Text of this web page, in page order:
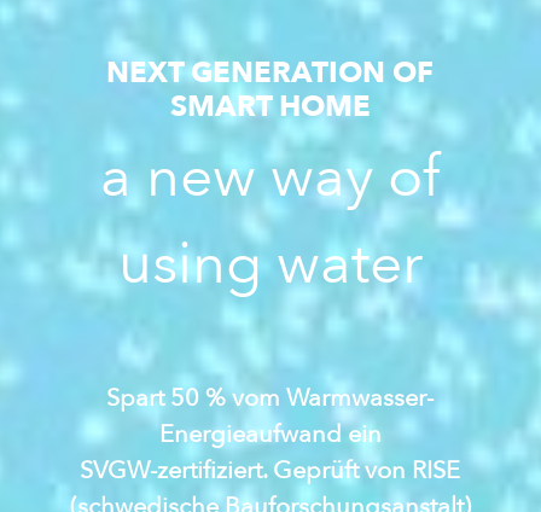
NEXT GENERATION OF
SMART HOME
a new way of
using water
Spart 50 % vom Warmwasser-
Energieaufwand ein
SVGW-zertifiziert. Geprüft von RISE